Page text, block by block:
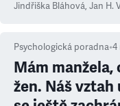
Jindřiška Bláhová, Jan H.
Psychologická poradna•4
Mám
žen. Náš vztah